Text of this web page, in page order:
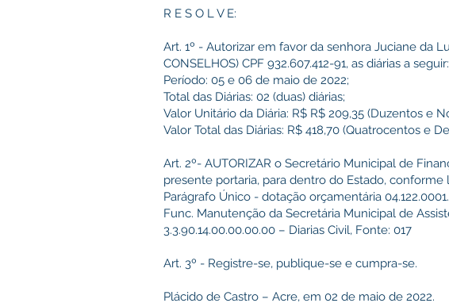
R E S O L V E:
Art. 1º - Autorizar em favor da senhora Juciane da
CONSELHOS) CPF 932.607.412-91, as diárias a seguir:
Período: 05 e 06 de maio de 2022;
Total das Diárias: 02 (duas) diárias;
Valor Unitário da Diária: R$ R$ 209,35 (Duzentos e
Valor Total das Diárias: R$ 418,70 (Quatrocentos e
Art. 2º- AUTORIZAR o Secretário Municipal de
presente portaria, para dentro do Estado, conforme
Parágrafo Único - dotação orçamentária
Func. Manutenção da Secretária Municipal de
3.3.90.14.00.00.00.00 – Diarias Civil, Fonte: 017
Art. 3º - Registre-se, publique-se e cumpra-se.
Plácido de Castro – Acre, em 02 de maio de 2022.